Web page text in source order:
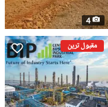
4
مقبول ترین